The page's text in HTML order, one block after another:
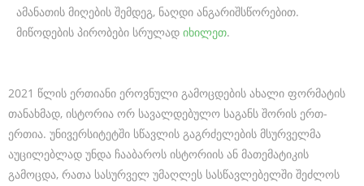
e
c
ამანათის მიღების შემდეგ, ნაღდი ანგარიშსწორებით.
მიწოდების პირობები სრულად იხილეთ.
2021 წლის ერთიანი ეროვნული გამოცდების ახალი ფორმატის
თანახმად, ისტორია ორ სავალდებულო საგანს შორის ერთ-
ერთია. უნივერსიტეტში სწავლის გაგრძელების მსურველმა
აუცილებლად უნდა ჩააბაროს ისტორიის ან მათემატიკის
გამოცდა, რათა სასურველ უმაღლეს სასწავლებელში შეძლოს